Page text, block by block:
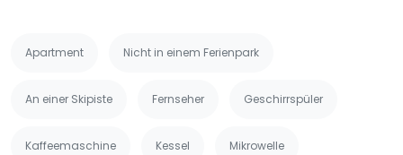
Apartment Nicht in einem Ferienpark
An einer Skipiste Fernseher Geschirrspüler
Kaffeemaschine Kessel Mikrowelle